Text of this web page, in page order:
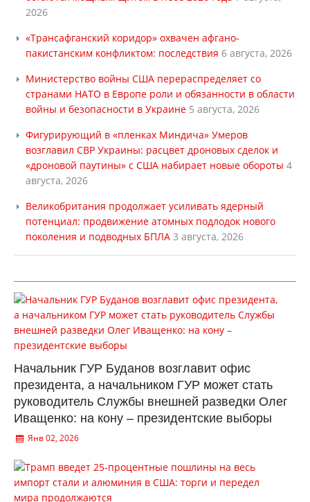
2026
«Трансафганский коридор» охвачен афгано-
пакистанским конфликтом: последствия 6 августа, 2026
Министерство войны США перераспределяет со
странами НАТО в Европе роли и обязанности в области
войны и безопасности в Украине 5 августа, 2026
Фигурирующий в «пленках Миндича» Умеров
возглавил СВР Украины: расцвет дроновых сделок и
«дроновой паутины» с США набирает новые обороты 4
августа, 2026
Великобритания продолжает усиливать ядерный
потенциал: продвижение атомных подлодок нового
поколения и подводных БПЛА 3 августа, 2026
Начальник ГУР Буданов возглавит офис
президента, а начальником ГУР может стать
руководитель Службы внешней разведки Олег
Иващенко: на кону – президентские выборы
Янв 02, 2026